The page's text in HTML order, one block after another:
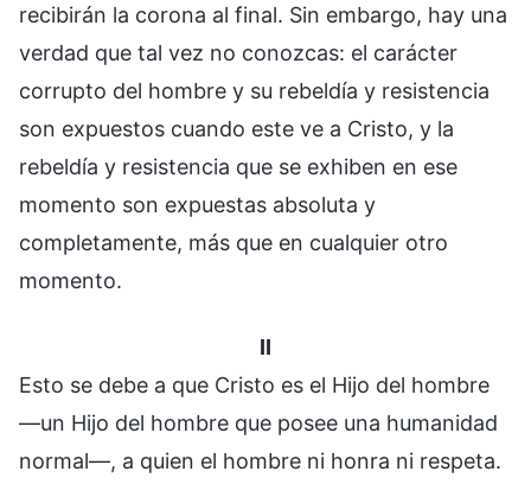
recibirán la corona al final. Sin embargo, hay una
verdad que tal vez no conozcas: el carácter
corrupto del hombre y su rebeldía y resistencia
son expuestos cuando este ve a Cristo, y la
rebeldía y resistencia que se exhiben en ese
momento son expuestas absoluta y
completamente, más que en cualquier otro
momento.
II
Esto se debe a que Cristo es el Hijo del hombre
—un Hijo del hombre que posee una humanidad
normal—, a quien el hombre ni honra ni respeta.